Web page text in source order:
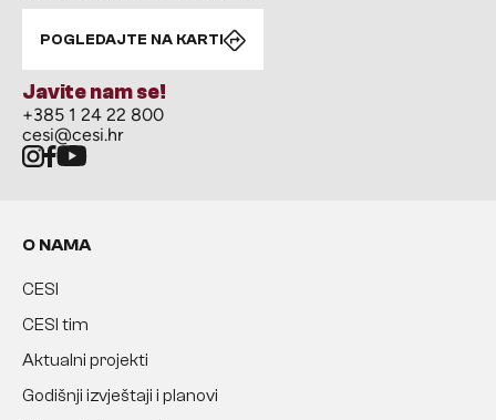
POGLEDAJTE NA KARTI
Javite nam se!
+385 1 24 22 800
cesi@cesi.hr
O NAMA
CESI
CESI tim
Aktualni projekti
Godišnji izvještaji i planovi